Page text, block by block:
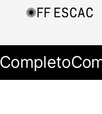
Completo